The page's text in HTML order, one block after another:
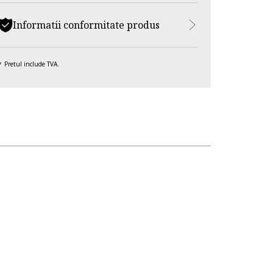
Informatii conformitate produs
Pretul include TVA.